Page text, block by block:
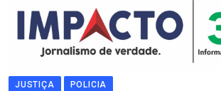
JUSTIÇA POLICIA